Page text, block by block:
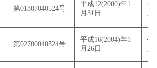
第01807040524号
平成12(2000)年1
月31日
令
第02700040524号
平成16(2004)年1
月26日
令